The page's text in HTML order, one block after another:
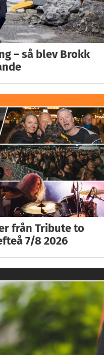
– så blev Brokk
från Tribute to
7/8 2026